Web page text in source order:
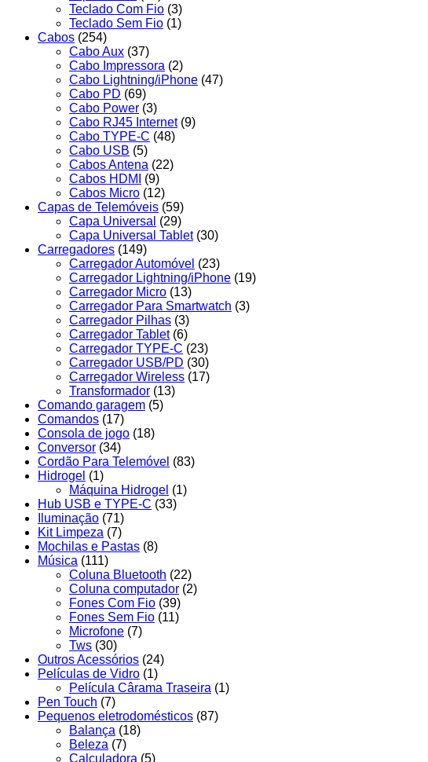
Teclado Com Fio (3)
Teclado Sem Fio (1)
Cabos (254)
Cabo Aux (37)
Cabo Impressora (2)
Cabo Lightning/iPhone (47)
Cabo PD (69)
Cabo Power (3)
Cabo RJ45 Internet (9)
Cabo TYPE-C (48)
Cabo USB (5)
Cabos Antena (22)
Cabos HDMI
(9)
Cabos Micro (12)
Capas de Telemóveis (59)
Capa Universal (29)
Capa Universal Tablet (30)
Carregadores (149)
Carregador Automóvel (23)
Carregador Lightning/iPhone (19)
Carregador Micro (13)
Carregador Para Smartwatch (3)
Carregador Pilhas (3)
Carregador Tablet (6)
Carregador TYPE-C (23)
Carregador USB/PD (30)
Carregador Wireless (17)
Transformador (13)
Comando garagem (5)
Comandos (17)
Consola de jogo (18)
Conversor (34)
Cordão Para Telemóvel (83)
Hidrogel (1)
Máquina Hidrogel (1)
Hub USB e TYPE-C (33)
Iluminação (71)
Kit Limpeza (7)
Mochilas e Pastas (8)
Música (111)
Coluna Bluetooth (22)
Coluna computador (2)
Fones Com Fio (39)
Fones Sem Fio (11)
Microfone (7)
Tws (30)
Outros Acessórios (24)
Películas de Vidro (1)
Película Cârama Traseira (1)
Pen Touch (7)
Pequenos eletrodomésticos (87)
Balança (18)
Beleza (7)
Calculadora (5)